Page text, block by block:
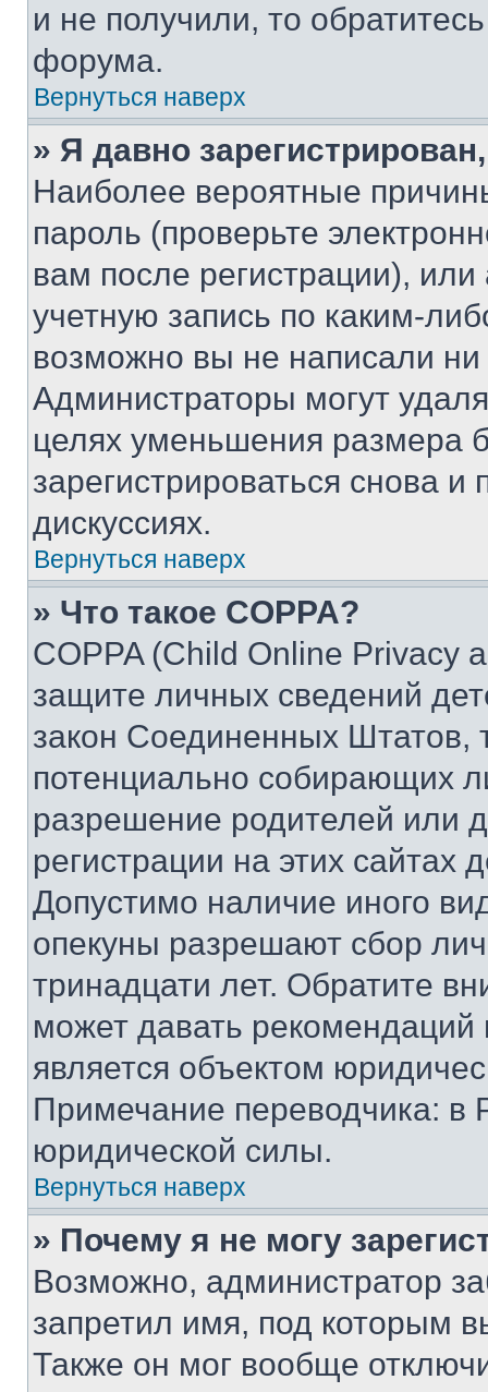
и не получили, то
форума.
Вернуться наверх
» Я давно
Наиболее вероятные
пароль (проверьте
вам после регистрации),
учетную запись по каким-
возможно вы не написали
Администраторы могут
целях уменьшения размера
зарегистрироваться снова и
дискуссиях.
Вернуться наверх
» Что такое COPPA?
COPPA (Child Online Privacy
защите личных сведений
закон Соединенных Штатов,
потенциально собирающих
разрешение родителей или
регистрации на этих сайтах
Допустимо наличие иного
опекуны разрешают сбор
тринадцати лет. Обратите
может давать
является объектом
Примечание переводчика: в
юридической силы.
Вернуться наверх
» Почему я не могу
Возможно, администратор
запретил имя, под которым
Также он мог вообще